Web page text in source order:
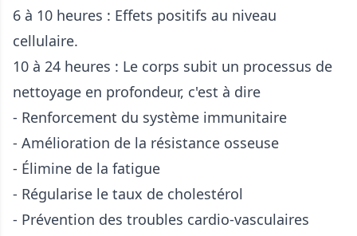
6 à 10 heures : Effets positifs au niveau
cellulaire.
10 à 24 heures : Le corps subit un processus de
nettoyage en profondeur, c'est à dire
- Renforcement du système immunitaire
- Amélioration de la résistance osseuse
- Élimine de la fatigue
- Régularise le taux de cholestérol
- Prévention des troubles cardio-vasculaires